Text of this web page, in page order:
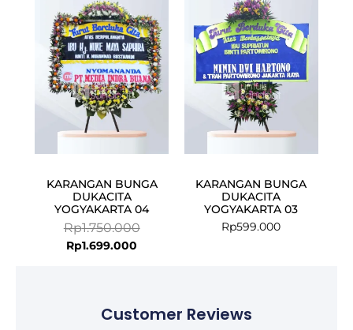
KARANGAN BUNGA
DUKACITA
YOGYAKARTA 04
Rp1.750.000
was:
Rp1.750.000.
Rp1.699.000
is:
Rp1.699.000.
KARANGAN BUNGA
DUKACITA
YOGYAKARTA 03
Rp599.000
Customer Reviews